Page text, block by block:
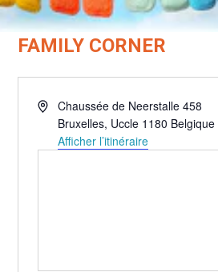
FAMILY CORNER
AdresseChaussée de Neerstalle 458
Bruxelles, Uccle 1180 Belgique
Afficher l’itinéraire